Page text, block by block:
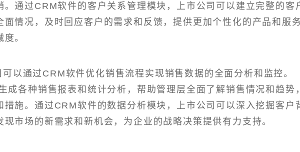
。通过CRM软件的客户关系管理模块，上市公司可以建立完整的客
情况，及时回应客户的需求和反馈，提供更加个性化的产品和服务
。
以通过CRM软件优化销售流程实现销售数据的全面分析和监控。
成各种销售报表和统计分析，帮助管理层全面了解销售情况和趋势，
措施。通过CRM软件的数据分析模块，上市公司可以深入挖掘客户
现市场的新需求和新机会，为企业的战略决策提供有力支持。